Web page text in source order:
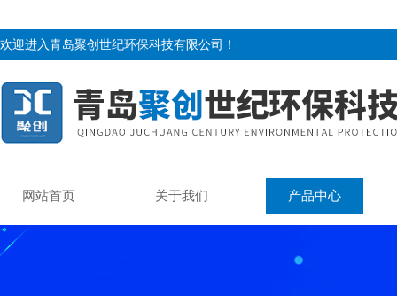
欢迎进入青岛聚创世纪环保科技有限公司！
网站首页 关于我们 产品中心